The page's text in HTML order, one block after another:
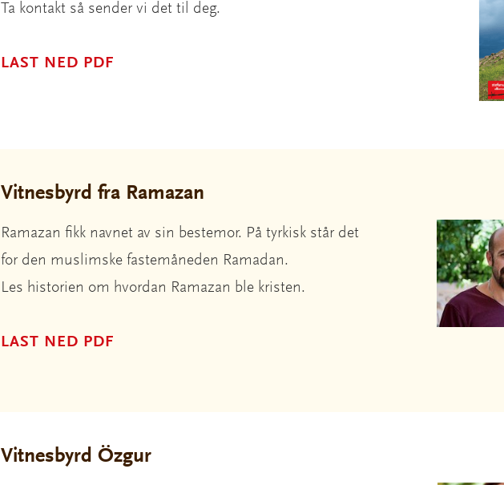
Ta kontakt så sender vi det til deg.
LAST NED PDF
Vitnesbyrd fra Ramazan
Ramazan fikk navnet av sin bestemor. På tyrkisk står det
for den muslimske fastemåneden Ramadan.
Les historien om hvordan Ramazan ble kristen.
LAST NED PDF
Vitnesbyrd Özgur